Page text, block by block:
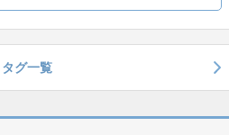
タグ一覧